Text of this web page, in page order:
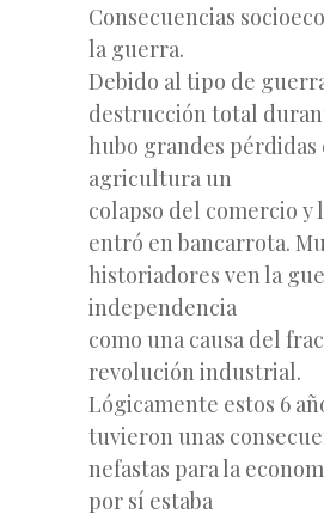
Consecuencias
la guerra.
Debido al tipo de
destrucción total
hubo grandes pérdidas
agricultura un
colapso del comercio y
entró en bancarrota.
historiadores ven la
independencia
como una causa del
revolución industrial.
Lógicamente estos 6
tuvieron unas
nefastas para la
por sí estaba